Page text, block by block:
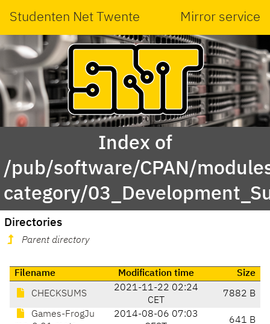
Studenten Net Twente Mirror service
Index of
/pub/software/CPAN/
category/
Directories
Parent directory
Filename Modification time Size
CHECKSUMS
2021-11-22 02:24
CET
7882 B
Games-FrogJu
2014-08-06 07:03
641 B